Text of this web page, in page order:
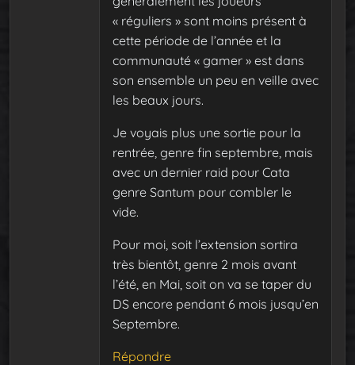
« réguliers » sont moins présent à
cette période de l’année et la
communauté « gamer » est dans
son ensemble un peu en veille avec
les beaux jours.
Je voyais plus une sortie pour la
rentrée, genre fin septembre, mais
avec un dernier raid pour Cata
genre Santum pour combler le
vide.
Pour moi, soit l’extension sortira
très bientôt, genre 2 mois avant
l’été, en Mai, soit on va se taper du
DS encore pendant 6 mois jusqu’en
Septembre.
Répondre